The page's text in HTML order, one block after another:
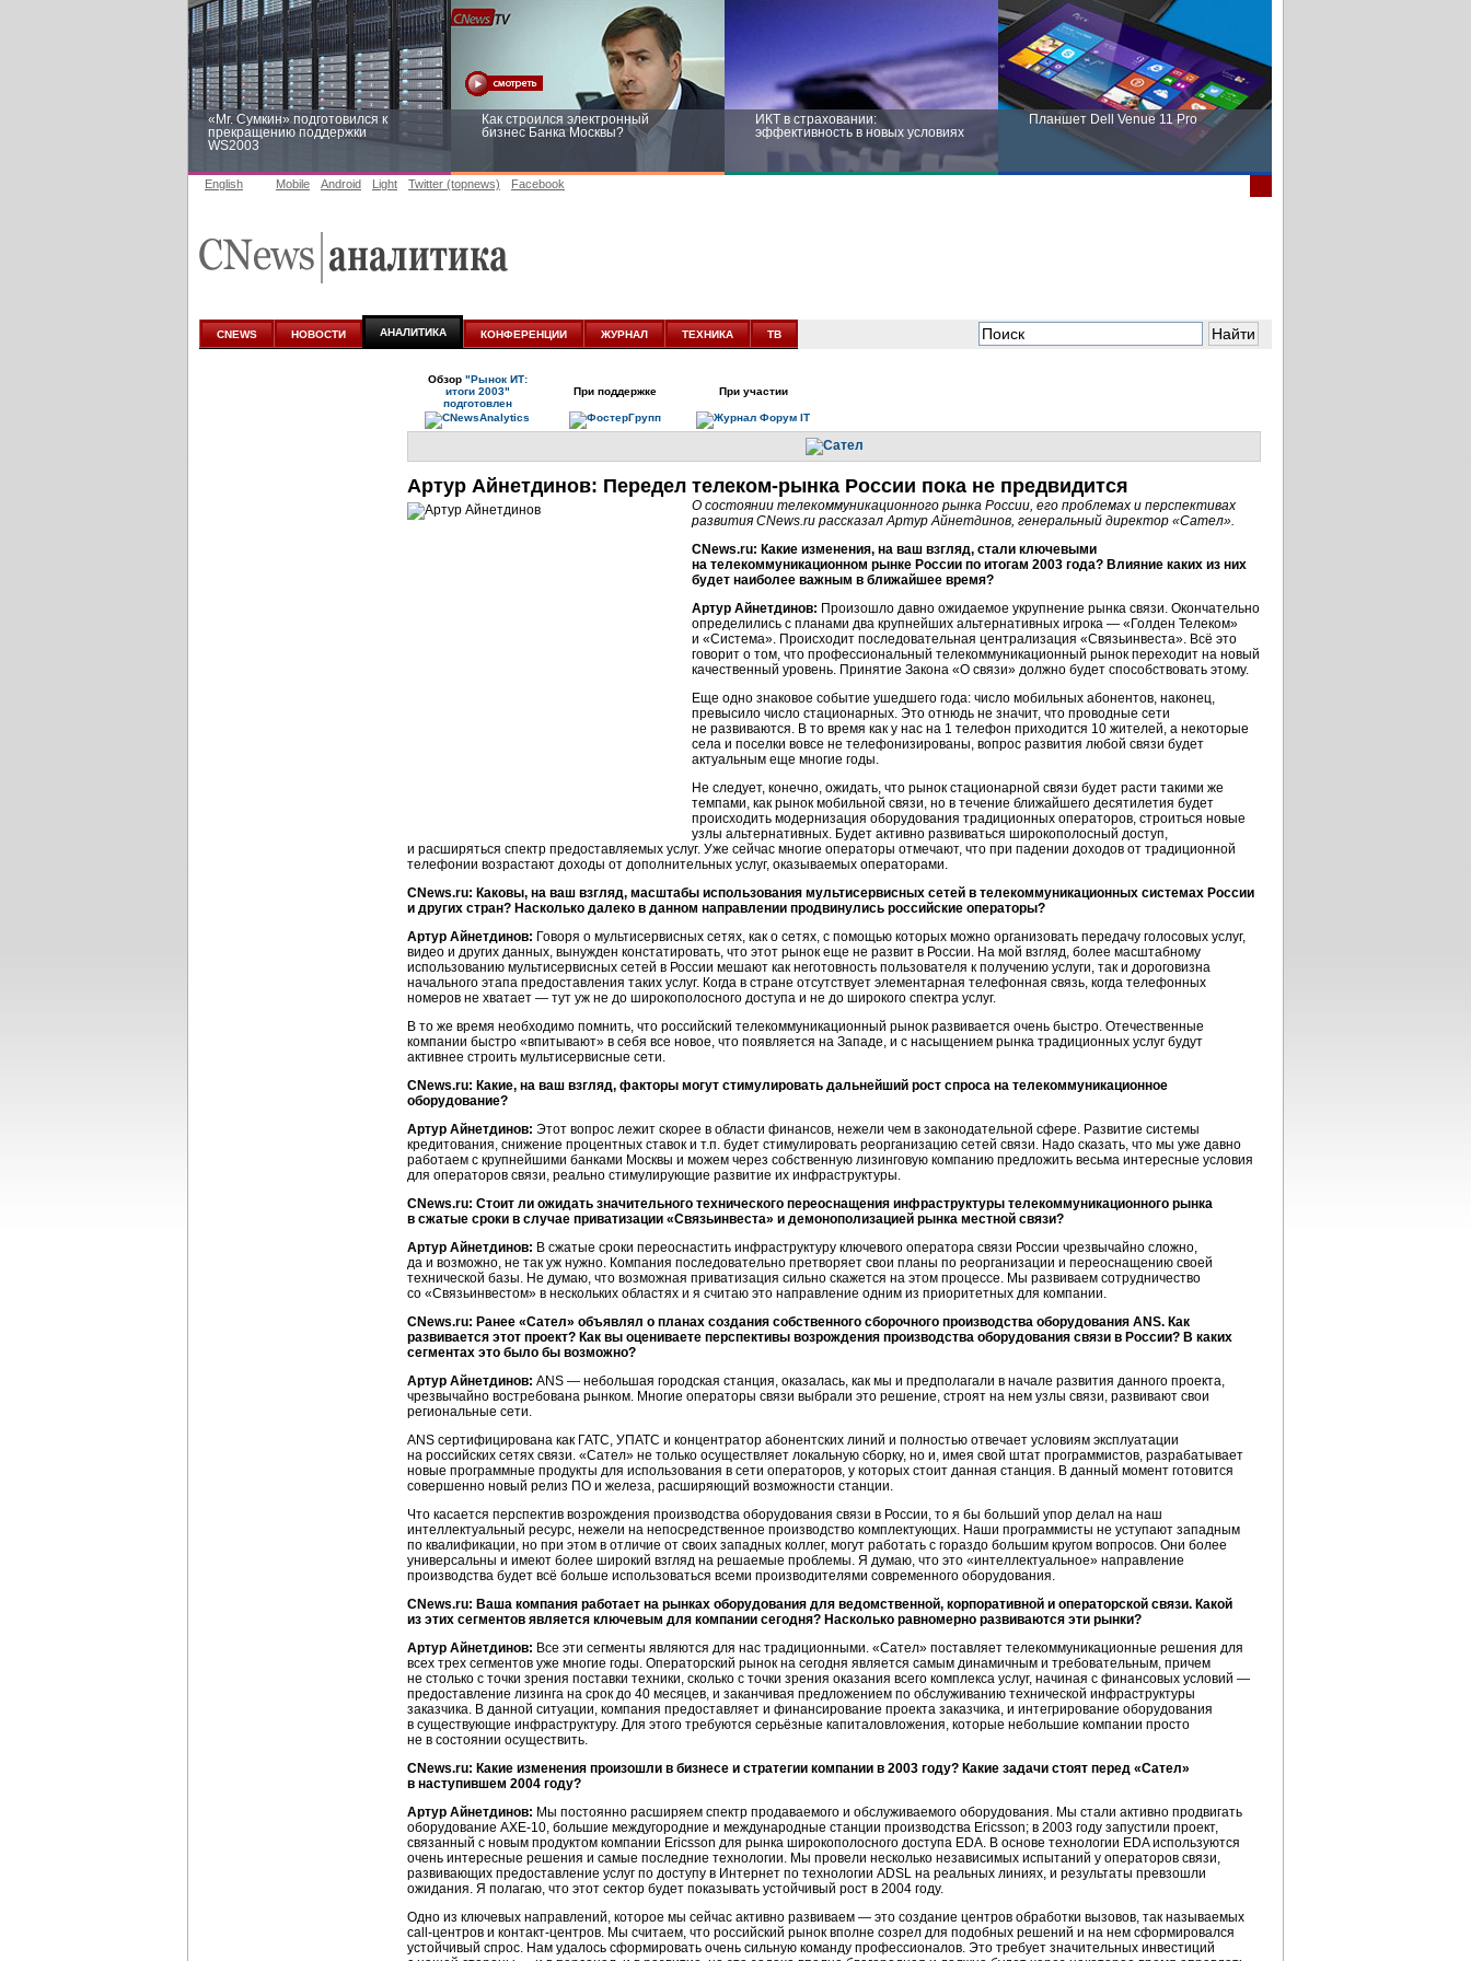
«Mr. Сумкин» подготовился к
прекращению поддержки
WS2003
Как строился электронный
бизнес Банка Москвы?
ИКТ в страховании:
эффективность в новых условиях
Планшет Dell Venue 11 Pro
аналитике
новых условиях
English Mobile Android Light Twitter (topnews) Facebook
CNEWS НОВОСТИ АНАЛИТИКА КОНФЕРЕНЦИИ ЖУРНАЛ ТЕХНИКА ТВ
Обзор "Рынок ИТ:
итоги 2003"
подготовлен
При поддержке При участии
Артур Айнетдинов: Передел телеком-рынка России пока не предвидится
О состоянии телекоммуникационного рынка России, его проблемах и перспективах
развития CNews.ru рассказал Артур Айнетдинов, генеральный директор «Сател».
CNews.ru: Какие изменения, на ваш взгляд, стали ключевыми
на телекоммуникационном рынке России по итогам 2003 года? Влияние каких из них
будет наиболее важным в ближайшее время?
Артур Айнетдинов: Произошло давно ожидаемое укрупнение рынка связи. Окончательно
определились с планами два крупнейших альтернативных игрока — «Голден Телеком»
и «Система». Происходит последовательная централизация «Связьинвеста». Всё это
говорит о том, что профессиональный телекоммуникационный рынок переходит на новый
качественный уровень. Принятие Закона «О связи» должно будет способствовать этому.
Еще одно знаковое событие ушедшего года: число мобильных абонентов, наконец,
превысило число стационарных. Это отнюдь не значит, что проводные сети
не развиваются. В то время как у нас на 1 телефон приходится 10 жителей, а некоторые
села и поселки вовсе не телефонизированы, вопрос развития любой связи будет
актуальным еще многие годы.
Не следует, конечно, ожидать, что рынок стационарной связи будет расти такими же
темпами, как рынок мобильной связи, но в течение ближайшего десятилетия будет
происходить модернизация оборудования традиционных операторов, строиться новые
узлы альтернативных. Будет активно развиваться широкополосный доступ,
и расширяться спектр предоставляемых услуг. Уже сейчас многие операторы отмечают, что при падении доходов от традиционной
телефонии возрастают доходы от дополнительных услуг, оказываемых операторами.
CNews.ru: Каковы, на ваш взгляд, масштабы использования мультисервисных сетей в телекоммуникационных системах России
и других стран? Насколько далеко в данном направлении продвинулись российские операторы?
Артур Айнетдинов: Говоря о мультисервисных сетях, как о сетях, с помощью которых можно организовать передачу голосовых услуг,
видео и других данных, вынужден констатировать, что этот рынок еще не развит в России. На мой взгляд, более масштабному
использованию мультисервисных сетей в России мешают как неготовность пользователя к получению услуги, так и дороговизна
начального этапа предоставления таких услуг. Когда в стране отсутствует элементарная телефонная связь, когда телефонных
номеров не хватает — тут уж не до широкополосного доступа и не до широкого спектра услуг.
В то же время необходимо помнить, что российский телекоммуникационный рынок развивается очень быстро. Отечественные
компании быстро «впитывают» в себя все новое, что появляется на Западе, и с насыщением рынка традиционных услуг будут
активнее строить мультисервисные сети.
CNews.ru: Какие, на ваш взгляд, факторы могут стимулировать дальнейший рост спроса на телекоммуникационное
оборудование?
Артур Айнетдинов: Этот вопрос лежит скорее в области финансов, нежели чем в законодательной сфере. Развитие системы
кредитования, снижение процентных ставок и т.п. будет стимулировать реорганизацию сетей связи. Надо сказать, что мы уже давно
работаем с крупнейшими банками Москвы и можем через собственную лизинговую компанию предложить весьма интересные условия
для операторов связи, реально стимулирующие развитие их инфраструктуры.
CNews.ru: Стоит ли ожидать значительного технического переоснащения инфраструктуры телекоммуникационного рынка
в сжатые сроки в случае приватизации «Связьинвеста» и демонополизацией рынка местной связи?
Артур Айнетдинов: В сжатые сроки переоснастить инфраструктуру ключевого оператора связи России чрезвычайно сложно,
да и возможно, не так уж нужно. Компания последовательно претворяет свои планы по реорганизации и переоснащению своей
технической базы. Не думаю, что возможная приватизация сильно скажется на этом процессе. Мы развиваем сотрудничество
со «Связьинвестом» в нескольких областях и я считаю это направление одним из приоритетных для компании.
CNews.ru: Ранее «Сател» объявлял о планах создания собственного сборочного производства оборудования ANS. Как
развивается этот проект? Как вы оцениваете перспективы возрождения производства оборудования связи в России? В каких
сегментах это было бы возможно?
Артур Айнетдинов: ANS — небольшая городская станция, оказалась, как мы и предполагали в начале развития данного проекта,
чрезвычайно востребована рынком. Многие операторы связи выбрали это решение, строят на нем узлы связи, развивают свои
региональные сети.
ANS сертифицирована как ГАТС, УПАТС и концентратор абонентских линий и полностью отвечает условиям эксплуатации
на российских сетях связи. «Сател» не только осуществляет локальную сборку, но и, имея свой штат программистов, разрабатывает
новые программные продукты для использования в сети операторов, у которых стоит данная станция. В данный момент готовится
совершенно новый релиз ПО и железа, расширяющий возможности станции.
Что касается перспектив возрождения производства оборудования связи в России, то я бы больший упор делал на наш
интеллектуальный ресурс, нежели на непосредственное производство комплектующих. Наши программисты не уступают западным
по квалификации, но при этом в отличие от своих западных коллег, могут работать с гораздо большим кругом вопросов. Они более
универсальны и имеют более широкий взгляд на решаемые проблемы. Я думаю, что это «интеллектуальное» направление
производства будет всё больше использоваться всеми производителями современного оборудования.
CNews.ru: Ваша компания работает на рынках оборудования для ведомственной, корпоративной и операторской связи. Какой
из этих сегментов является ключевым для компании сегодня? Насколько равномерно развиваются эти рынки?
Артур Айнетдинов: Все эти сегменты являются для нас традиционными. «Сател» поставляет телекоммуникационные решения для
всех трех сегментов уже многие годы. Операторский рынок на сегодня является самым динамичным и требовательным, причем
не столько с точки зрения поставки техники, сколько с точки зрения оказания всего комплекса услуг, начиная с финансовых условий —
предоставление лизинга на срок до 40 месяцев, и заканчивая предложением по обслуживанию технической инфраструктуры
заказчика. В данной ситуации, компания предоставляет и финансирование проекта заказчика, и интегрирование оборудования
в существующие инфраструктуру. Для этого требуются серьёзные капиталовложения, которые небольшие компании просто
не в состоянии осуществить.
CNews.ru: Какие изменения произошли в бизнесе и стратегии компании в 2003 году? Какие задачи стоят перед «Сател»
в наступившем 2004 году?
Артур Айнетдинов: Мы постоянно расширяем спектр продаваемого и обслуживаемого оборудования. Мы стали активно продвигать
оборудование AХЕ-10, большие междугородние и международные станции производства Ericsson; в 2003 году запустили проект,
связанный с новым продуктом компании Ericsson для рынка широкополосного доступа EDA. В основе технологии EDA используются
очень интересные решения и самые последние технологии. Мы провели несколько независимых испытаний у операторов связи,
развивающих предоставление услуг по доступу в Интернет по технологии ADSL на реальных линиях, и результаты превзошли
ожидания. Я полагаю, что этот сектор будет показывать устойчивый рост в 2004 году.
Одно из ключевых направлений, которое мы сейчас активно развиваем — это создание центров обработки вызовов, так называемых
call-центров и контакт-центров. Мы считаем, что российский рынок вполне созрел для подобных решений и на нем сформировался
устойчивый спрос. Нам удалось сформировать очень сильную команду профессионалов. Это требует значительных инвестиций